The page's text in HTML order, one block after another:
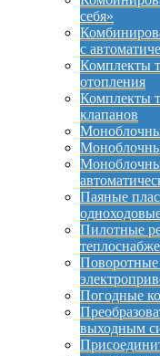
себя»
с
Комплекты
отопления
Комплекты
клапанов
Паяные
Пилотные
Погодные
выходным